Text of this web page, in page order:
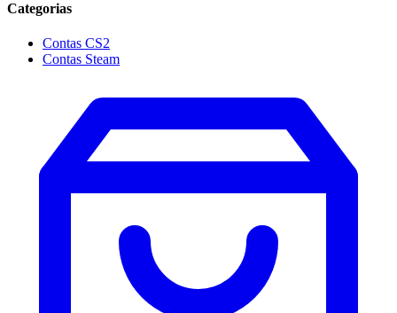
Categorias
Contas CS2
Contas Steam